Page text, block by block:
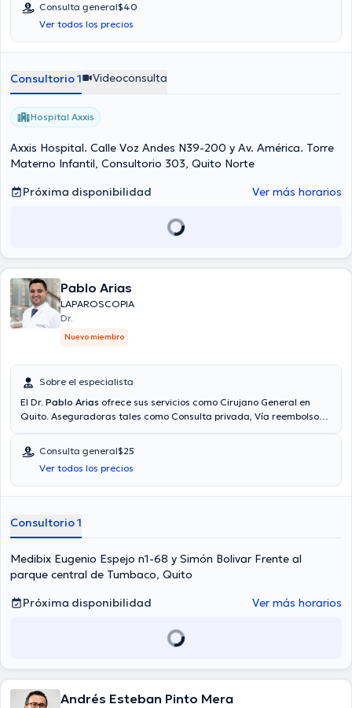
Consulta general$40
Ver todos los precios
Consultorio 1 Videoconsulta
Hospital Axxis
Axxis Hospital. Calle Voz Andes N39-200 y Av. América. Torre
Materno Infantil, Consultorio 303, Quito Norte
Próxima disponibilidad
Ver más horarios
Pablo Arias
LAPAROSCOPIA
Dr.
Nuevo miembro
Sobre el especialista
El Dr. Pablo Arias ofrece sus servicios como Cirujano General en
Quito. Aseguradoras tales como Consulta privada, Vía reembolso
con el Dr. Pablo Arias es de $25.
Consulta general$25
Ver todos los precios
Consultorio 1
Medibix Eugenio Espejo n1-68 y Simón Bolivar Frente al
parque central de Tumbaco, Quito
Próxima disponibilidad
Ver más horarios
Andrés Esteban Pinto Mera